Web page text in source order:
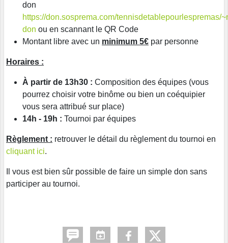
don
https://don.sosprema.com/tennisdetablepourlespremas/
don ou en scannant le QR Code
Montant libre avec un minimum 5€ par personne
Horaires :
À partir de 13h30 : Composition des équipes (vous
pourrez choisir votre binôme ou bien un coéquipier
vous sera attribué sur place)
14h - 19h : Tournoi par équipes
Règlement : retrouver le détail du règlement du tournoi en
cliquant ici.
Il vous est bien sûr possible de faire un simple don sans
participer au tournoi.